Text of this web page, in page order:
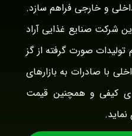
و خارجی فراهم سازد.
شرکت صنایع غذایی آراد
تولیدات صورت گرفته از گز
با صادرات به بازارهای
ی کیفی و همچنین قیمت